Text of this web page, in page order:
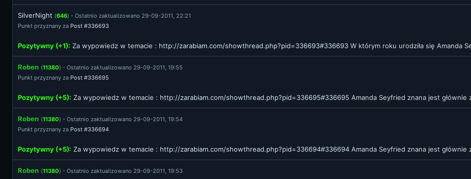
SilverNight (646) - Ostatnio zaktualizowano 29-09-2011, 22:21
Punkt przyznany za Post #336693
Pozytywny (+1): Za wypowiedz w temacie : http://zarabiam.com/showthread.php?pid=336693#336693 W którym roku urodziła się Amanda
Roben (11380) - Ostatnio zaktualizowano 29-09-2011, 19:55
Punkt przyznany za Post #336695
Pozytywny (+5): Za wypowiedz w temacie : http://zarabiam.com/showthread.php?pid=336695#336695 Amanda Seyfried znana jest głównie
Roben (11380) - Ostatnio zaktualizowano 29-09-2011, 19:54
Punkt przyznany za Post #336694
Pozytywny (+5): Za wypowiedz w temacie : http://zarabiam.com/showthread.php?pid=336694#336694 Amanda Seyfried znana jest głównie
Roben (11380) - Ostatnio zaktualizowano 29-09-2011, 19:53